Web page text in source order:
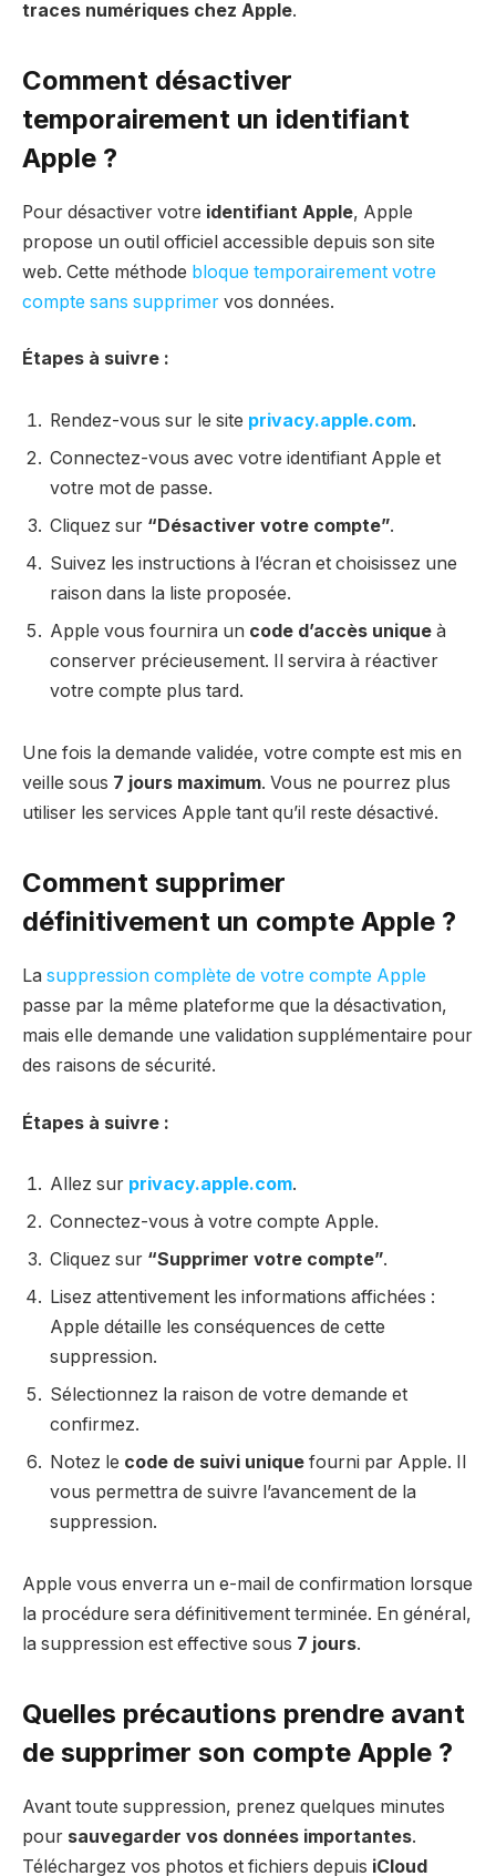
traces numériques chez Apple.
Comment désactiver
temporairement un identifiant
Apple ?
Pour désactiver votre identifiant Apple, Apple
propose un outil officiel accessible depuis son site
web. Cette méthode bloque temporairement votre
compte sans supprimer vos données.
Étapes à suivre :
Rendez-vous sur le site privacy.apple.com.
Connectez-vous avec votre identifiant Apple et
votre mot de passe.
Cliquez sur “Désactiver votre compte”.
Suivez les instructions à l’écran et choisissez une
raison dans la liste proposée.
Apple vous fournira un code d’accès unique à
conserver précieusement. Il servira à réactiver
votre compte plus tard.
Une fois la demande validée, votre compte est mis en
veille sous 7 jours maximum. Vous ne pourrez plus
utiliser les services Apple tant qu’il reste désactivé.
Comment supprimer
définitivement un compte Apple ?
La suppression complète de votre compte Apple
passe par la même plateforme que la désactivation,
mais elle demande une validation supplémentaire pour
des raisons de sécurité.
Étapes à suivre :
Allez sur privacy.apple.com.
Connectez-vous à votre compte Apple.
Cliquez sur “Supprimer votre compte”.
Lisez attentivement les informations affichées :
Apple détaille les conséquences de cette
suppression.
Sélectionnez la raison de votre demande et
confirmez.
Notez le code de suivi unique fourni par Apple. Il
vous permettra de suivre l’avancement de la
suppression.
Apple vous enverra un e-mail de confirmation lorsque
la procédure sera définitivement terminée. En général,
la suppression est effective sous 7 jours.
Quelles précautions prendre avant
de supprimer son compte Apple ?
Avant toute suppression, prenez quelques minutes
pour sauvegarder vos données importantes.
Téléchargez vos photos et fichiers depuis iCloud